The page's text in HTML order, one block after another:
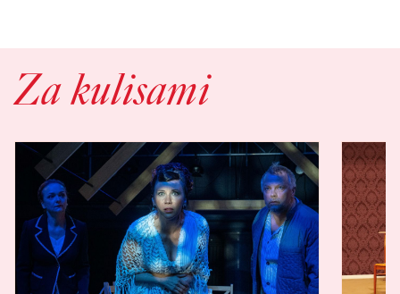
Za kulisami